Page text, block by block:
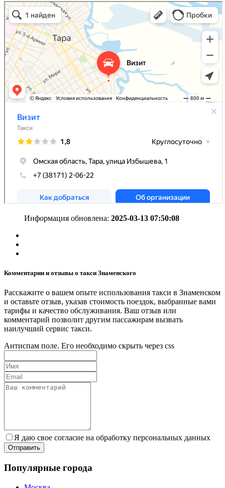
Информация обновлена: 2025-03-13 07:50:08
Комментарии и отзывы о такси Знаменского
Расскажите о вашем опыте использования такси в Знаменском
и оставьте отзыв, указав стоимость поездок, выбранные вами
тарифы и качество обслуживания. Ваш отзыв или
комментарий позволит другим пассажирам вызвать
наилучший сервис такси.
Антиспам поле. Его необходимо скрыть через css
Я даю свое согласие на обработку персональных данных
Популярные города